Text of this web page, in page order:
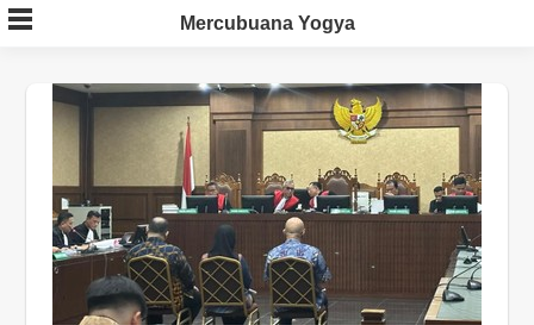
Skip
to
Mercubuana Yogya